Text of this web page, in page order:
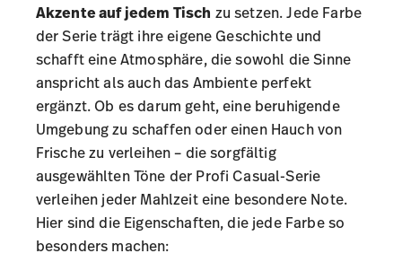
Akzente auf jedem Tisch zu setzen. Jede Farbe
der Serie trägt ihre eigene Geschichte und
schafft eine Atmosphäre, die sowohl die Sinne
anspricht als auch das Ambiente perfekt
ergänzt. Ob es darum geht, eine beruhigende
Umgebung zu schaffen oder einen Hauch von
Frische zu verleihen – die sorgfältig
ausgewählten Töne der Profi Casual-Serie
verleihen jeder Mahlzeit eine besondere Note.
Hier sind die Eigenschaften, die jede Farbe so
besonders machen: